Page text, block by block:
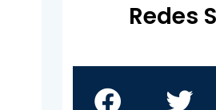
Redes